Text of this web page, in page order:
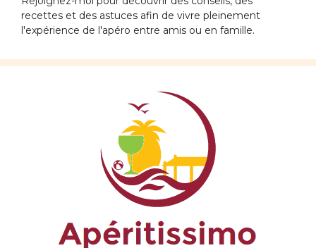
recettes et des astuces afin de vivre pleinement
l'expérience de l'apéro entre amis ou en famille.